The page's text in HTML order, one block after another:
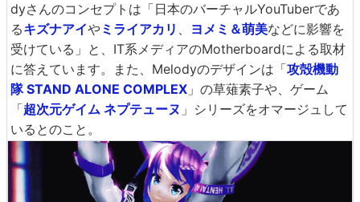
dyさんのコンセプトは「日本のバーチャルYouTuberであ
るキズナアイやミライアカリ 、 ヨメミ＆萌美などに影響を
受けている」と、IT系メディアのMotherboardによる取材
に答えています。また、Melodyのデザインは「攻殻機動
隊 STAND ALONE COMPLEX 」の草薙素子や、ゲーム
「超次元ゲイム ネプテューヌ 」シリーズをオマージュして
いるとのこと。